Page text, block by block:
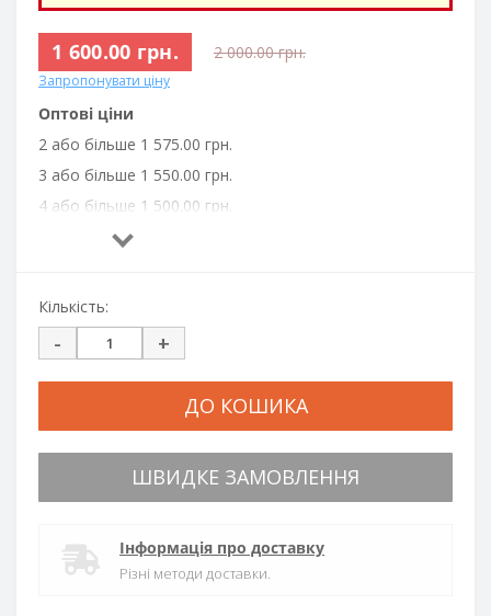
1 600.00 грн. 2 000.00 грн.
Запропонувати ціну
Оптові ціни
2 або більше 1 575.00 грн.
3 або більше 1 550.00 грн.
4 або більше 1 500.00 грн.
Кількість:
- +
ДО КОШИКА
ШВИДКЕ ЗАМОВЛЕННЯ
Інформація про доставку
Різні методи доставки.